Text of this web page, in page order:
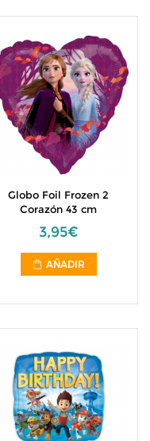
Globo Foil Frozen 2
Corazón 43 cm
3,95€
AÑADIR